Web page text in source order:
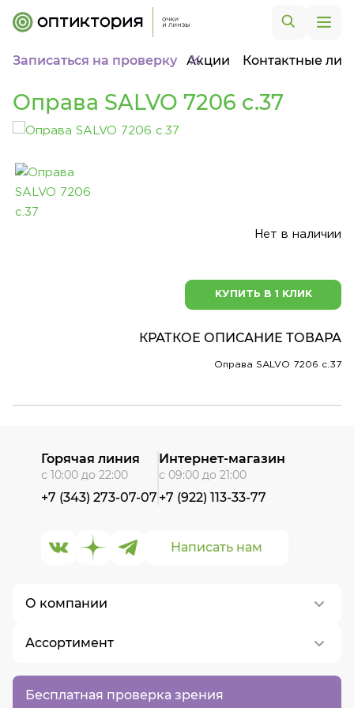
Записаться на проверку Акции Контактные
Оправа SALVO 7206 c.37
Нет в наличии
КУПИТЬ В 1 КЛИК
КРАТКОЕ ОПИСАНИЕ ТОВАРА
Оправа SALVO 7206 c.37
Бесплатная проверка зрения
О компании
О нас
Контакты
Вакансии
Ассортимент
Написать нам
Горячая линия
с 10:00 до 22:00
+7 (343) 273-07-07
Интернет-магазин
с 09:00 до 21:00
+7 (922) 113-33-77